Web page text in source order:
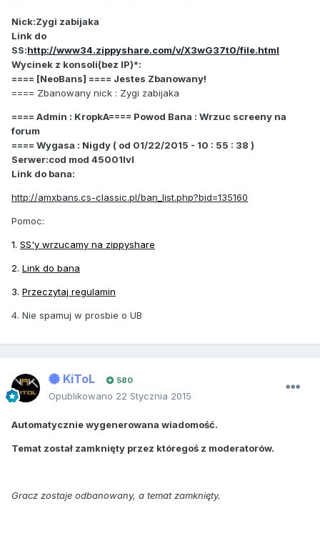
Nick:Zygi zabijaka
Link do
SS:http://www34.zippyshare.com/v/X3wG37t0/file.html
Wycinek z konsoli(bez IP)*:
==== [NeoBans] ==== Jestes Zbanowany!
==== Zbanowany nick : Zygi zabijaka
==== Admin : KropkA==== Powod Bana : Wrzuc screeny na
forum
==== Wygasa : Nigdy ( od 01/22/2015 - 10 : 55 : 38 )
Serwer:cod mod 45001lvl
Link do bana:
http://amxbans.cs-classic.pl/ban_list.php?bid=135160
Pomoc:
1. SS'y wrzucamy na zippyshare
2. Link do bana
3. Przeczytaj regulamin
4. Nie spamuj w prosbie o UB
KiToL 580
Opublikowano 22 Stycznia 2015
Automatycznie wygenerowana wiadomość.
Temat został zamknięty przez któregoś z moderatorów.
Gracz zostaje odbanowany, a temat zamknięty.